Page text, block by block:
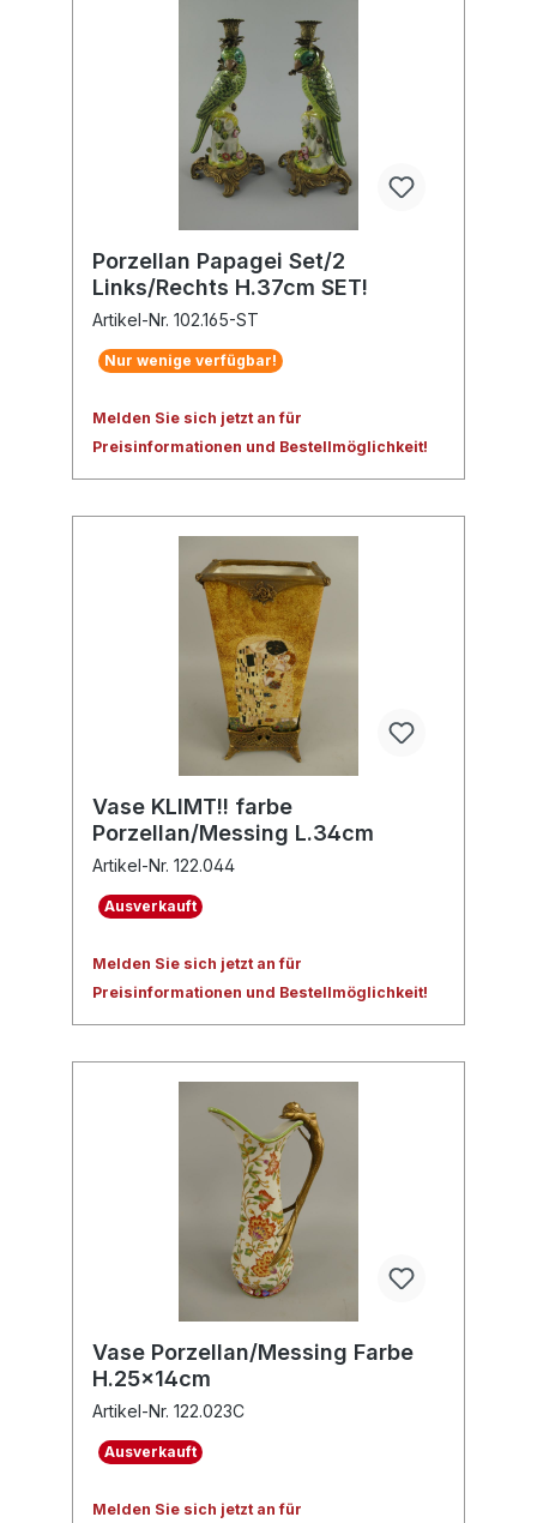
Porzellan Papagei Set/2
Links/Rechts H.37cm SET!
Artikel-Nr. 102.165-ST
Nur wenige verfügbar!
Melden Sie sich jetzt an für
Preisinformationen und Bestellmöglichkeit!
Vase KLIMT!! farbe
Porzellan/Messing L.34cm
Artikel-Nr. 122.044
Ausverkauft
Melden Sie sich jetzt an für
Preisinformationen und Bestellmöglichkeit!
Vase Porzellan/Messing Farbe
H.25x14cm
Artikel-Nr. 122.023C
Ausverkauft
Melden Sie sich jetzt an für